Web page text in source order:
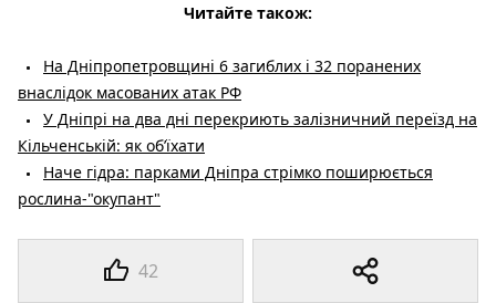
42
Читайте також:
На Дніпропетровщині 6 загиблих і 32 поранених
внаслідок масованих атак РФ
У Дніпрі на два дні перекриють залізничний переїзд на
Кільченській: як об’їхати
Наче гідра: парками Дніпра стрімко поширюється
рослина-"окупант"